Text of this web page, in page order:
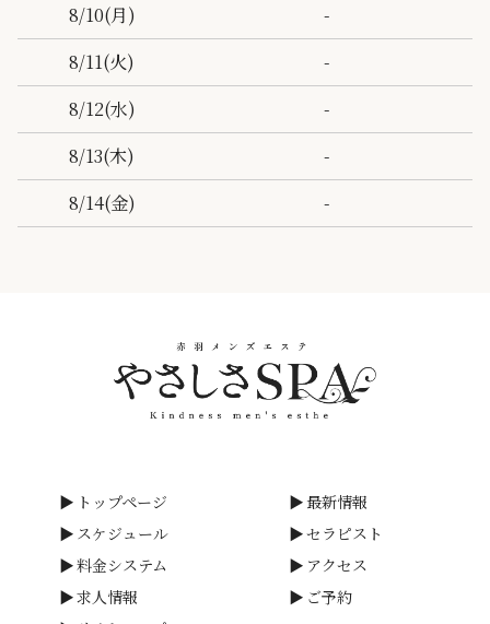
8/10(月)
-
8/11(火)
-
8/12(水)
-
8/13(木)
-
8/14(金) -
トップページ
最新情報
スケジュール
セラピスト
料金システム
アクセス
求人情報
ご予約